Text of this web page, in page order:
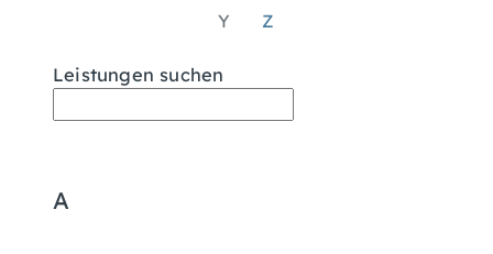
Y Z
Leistungen suchen
A